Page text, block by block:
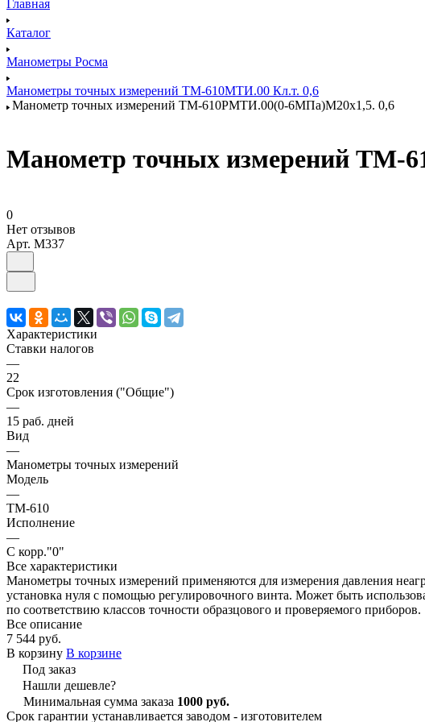
Главная
Каталог
Манометры Росма
Манометры точных измерений ТМ-610МТИ.00 Кл.т. 0,6
Манометр точных измерений ТМ-610РМТИ.00(0-6МПа)М20х1,5. 0,6
Манометр точных измерений ТМ-
0
Нет отзывов
Арт. M337
Характеристики
Ставки налогов
—
22
Срок изготовления ("Общие")
—
15 раб. дней
Вид
—
Манометры точных измерений
Модель
—
ТМ-610
Исполнение
—
С корр."0"
Все характеристики
Манометры точных измерений применяются для измерения давления
установка нуля с помощью регулировочного винта. Может быть
по соответствию классов точности образцового и проверяемого приборов.
Все описание
7 544 руб.
В корзину В корзине
Под заказ
Нашли дешевле?
Минимальная сумма заказа 1000 руб.
Срок гарантии устанавливается заводом - изготовителем